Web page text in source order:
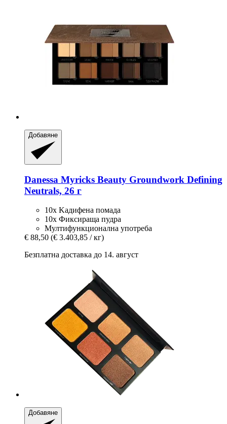
Добавяне
Danessa Myricks Beauty Groundwork Defining
Neutrals, 26 г
10x Kадифена помада
10x Фиксираща пудра
Мултифункционална употреба
€ 88,50 (€ 3.403,85 / кг)
Безплатна доставка до 14. август
Добавяне